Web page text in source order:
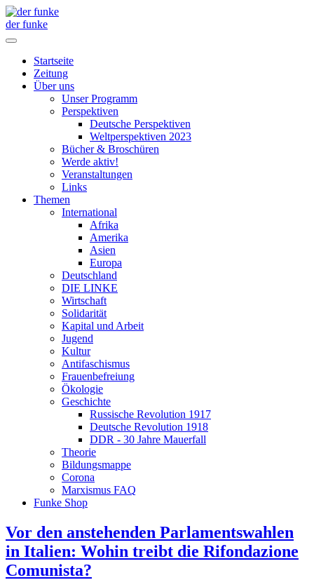
der funke
Startseite
Zeitung
Über uns
Unser Programm
Perspektiven
Deutsche Perspektiven
Weltperspektiven 2023
Bücher & Broschüren
Werde aktiv!
Veranstaltungen
Links
Themen
International
Afrika
Amerika
Asien
Europa
Deutschland
DIE LINKE
Wirtschaft
Solidarität
Kapital und Arbeit
Jugend
Kultur
Antifaschismus
Frauenbefreiung
Ökologie
Geschichte
Russische Revolution 1917
Deutsche Revolution 1918
DDR - 30 Jahre Mauerfall
Theorie
Bildungsmappe
Corona
Marxismus FAQ
Funke Shop
Vor den anstehenden Parlamentswahlen
in Italien: Wohin treibt die Rifondazione
Comunista?